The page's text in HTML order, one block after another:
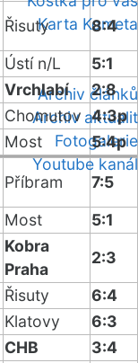
Karta Kometa
Archiv článků
Archiv aktualit
Fotogalerie
Youtube kanál
Řisuty
8:4
Ústí n/L
5:1
Vrchlabí
2:8
Chomutov 4:3p
Most 5:4p
Příbram
7:5
Most
5:1
Kobra
Praha
2:3
Řisuty
6:4
Klatovy
6:3
CHB
3:4